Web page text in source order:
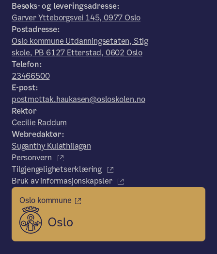
Besøks- og leveringsadresse:
Garver Ytteborgsvei 145, 0977 Oslo
Postadresse:
Oslo kommune Utdanningsetaten, Stig
skole, PB 6127 Etterstad, 0602 Oslo
Telefon:
23466500
E-post:
postmottak.haukasen@osloskolen.no
Rektor
Cecilie Raddum
Webredaktør:
Suganthy Kulathilagan
Personvern
Tilgjengelighetserklæring
Bruk av informasjonskapsler
Oslo kommune